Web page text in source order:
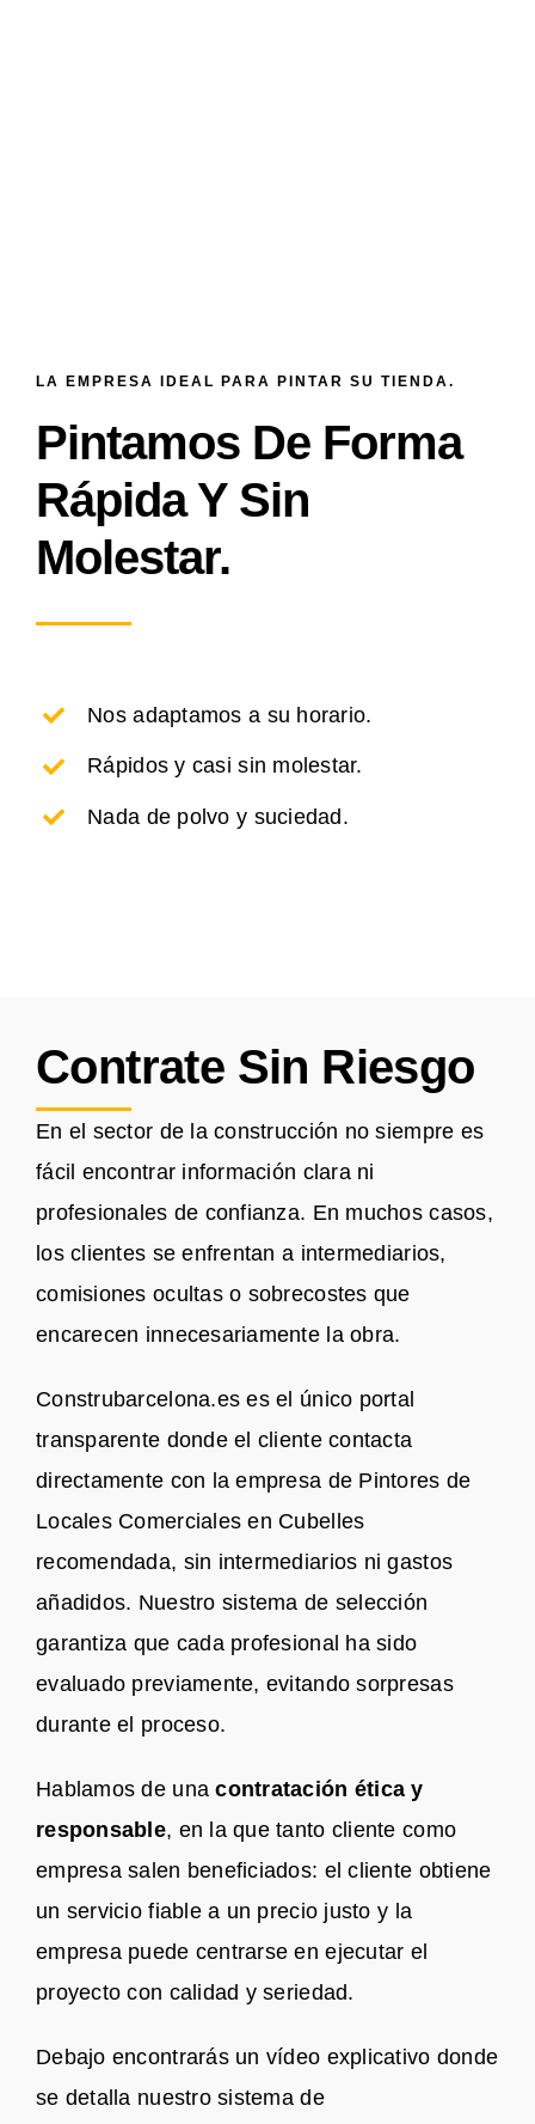
LA EMPRESA IDEAL PARA PINTAR SU TIENDA.
Pintamos De Forma
Rápida Y Sin
Molestar.
Nos adaptamos a su horario.
Rápidos y casi sin molestar.
Nada de polvo y suciedad.
Contrate Sin Riesgo
En el sector de la construcción no siempre es
fácil encontrar información clara ni
profesionales de confianza. En muchos casos,
los clientes se enfrentan a intermediarios,
comisiones ocultas o sobrecostes que
encarecen innecesariamente la obra.
Construbarcelona.es es el único portal
transparente donde el cliente contacta
directamente con la empresa de Pintores de
Locales Comerciales en Cubelles
recomendada, sin intermediarios ni gastos
añadidos. Nuestro sistema de selección
garantiza que cada profesional ha sido
evaluado previamente, evitando sorpresas
durante el proceso.
Hablamos de unacontratación ética y
responsable, en la que tanto cliente como
empresa salen beneficiados: el cliente obtiene
un servicio fiable a un precio justo y la
empresa puede centrarse en ejecutar el
proyecto con calidad y seriedad.
Debajo encontrarás un vídeo explicativo donde
se detalla nuestro sistema de